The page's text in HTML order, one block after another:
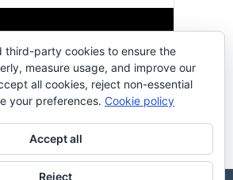
third-party cookies to ensure the
measure usage, and improve our
all cookies, reject non-essential
your preferences. Cookie policy
Accept all
Reject